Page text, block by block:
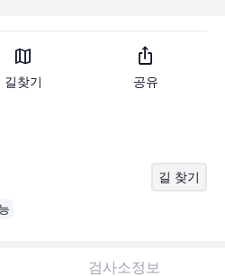
map
길찾기
ios_share
공유
길 찾기
검사소정보